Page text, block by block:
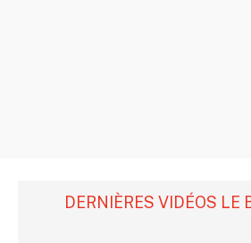
DERNIÈRES VIDÉOS LE